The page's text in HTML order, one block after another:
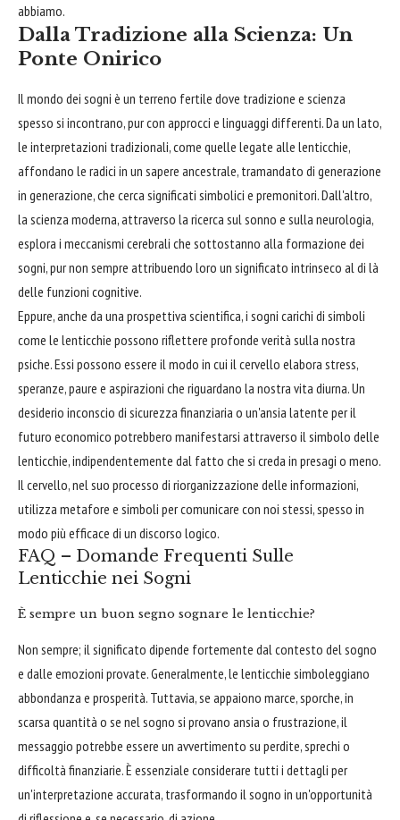
abbiamo.
Dalla Tradizione alla Scienza: Un
Ponte Onirico
Il mondo dei sogni è un terreno fertile dove tradizione e scienza
spesso si incontrano, pur con approcci e linguaggi differenti. Da un lato,
le interpretazioni tradizionali, come quelle legate alle lenticchie,
affondano le radici in un sapere ancestrale, tramandato di generazione
in generazione, che cerca significati simbolici e premonitori. Dall'altro,
la scienza moderna, attraverso la ricerca sul sonno e sulla neurologia,
esplora i meccanismi cerebrali che sottostanno alla formazione dei
sogni, pur non sempre attribuendo loro un significato intrinseco al di là
delle funzioni cognitive.
Eppure, anche da una prospettiva scientifica, i sogni carichi di simboli
come le lenticchie possono riflettere profonde verità sulla nostra
psiche. Essi possono essere il modo in cui il cervello elabora stress,
speranze, paure e aspirazioni che riguardano la nostra vita diurna. Un
desiderio inconscio di sicurezza finanziaria o un'ansia latente per il
futuro economico potrebbero manifestarsi attraverso il simbolo delle
lenticchie, indipendentemente dal fatto che si creda in presagi o meno.
Il cervello, nel suo processo di riorganizzazione delle informazioni,
utilizza metafore e simboli per comunicare con noi stessi, spesso in
modo più efficace di un discorso logico.
FAQ – Domande Frequenti Sulle
Lenticchie nei Sogni
È sempre un buon segno sognare le lenticchie?
Non sempre; il significato dipende fortemente dal contesto del sogno
e dalle emozioni provate. Generalmente, le lenticchie simboleggiano
abbondanza e prosperità. Tuttavia, se appaiono marce, sporche, in
scarsa quantità o se nel sogno si provano ansia o frustrazione, il
messaggio potrebbe essere un avvertimento su perdite, sprechi o
difficoltà finanziarie. È essenziale considerare tutti i dettagli per
un'interpretazione accurata, trasformando il sogno in un'opportunità